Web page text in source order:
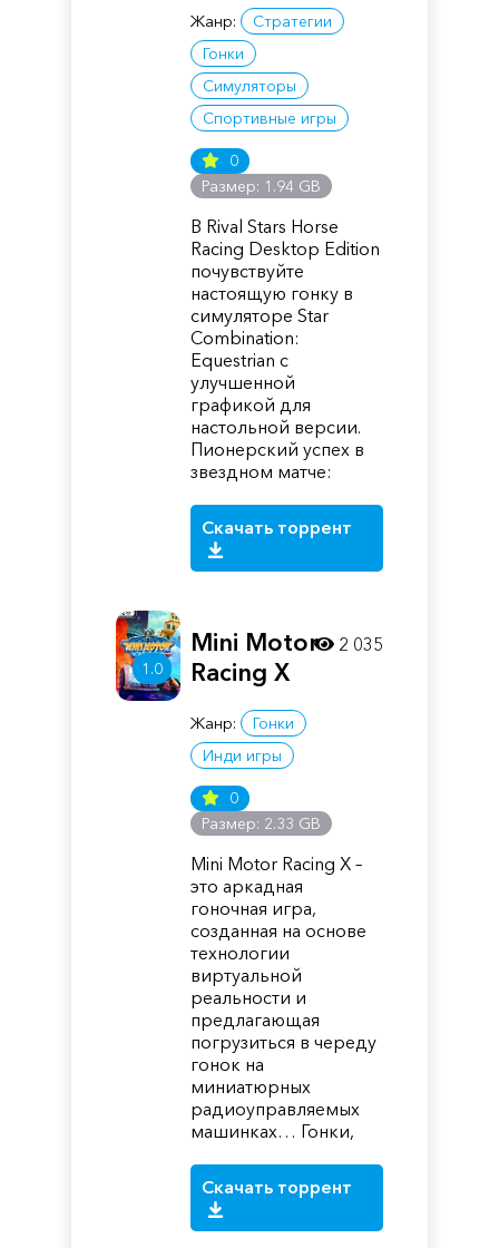
Жанр:
Стратегии
Гонки
Симуляторы
Спортивные игры
0
Размер: 1.94 GB
В Rival Stars Horse
Racing Desktop Edition
почувствуйте
настоящую гонку в
симуляторе Star
Combination:
Equestrian с
улучшенной
графикой для
настольной версии.
Пионерский успех в
звездном матче:
Скачать торрент
1.0
Mini Motor
Racing X
Жанр:
Гонки
Инди игры
0
Размер: 2.33 GB
Mini Motor Racing X –
это аркадная
гоночная игра,
созданная на основе
технологии
виртуальной
реальности и
предлагающая
погрузиться в череду
гонок на
миниатюрных
радиоуправляемых
машинках… Гонки,
Скачать торрент
2 035